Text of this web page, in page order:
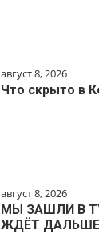
август 8, 2026
Что скрыто в
август 8, 2026
МЫ ЗАШЛИ В
ЖДЁТ